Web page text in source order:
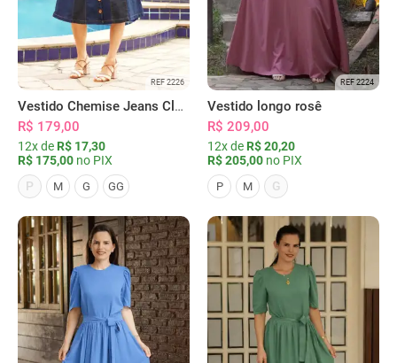
REF 2226
Vestido Chemise Jeans Clássica Serena
R$ 179,00
12x de R$ 17,30
R$ 175,00 no PIX
P
M G GG
REF 2224
Vestido longo rosê
R$ 209,00
12x de R$ 20,20
R$ 205,00 no PIX
P M G